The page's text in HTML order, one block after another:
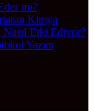
mi?
Kimya
Etki Ediyor?
Yazım